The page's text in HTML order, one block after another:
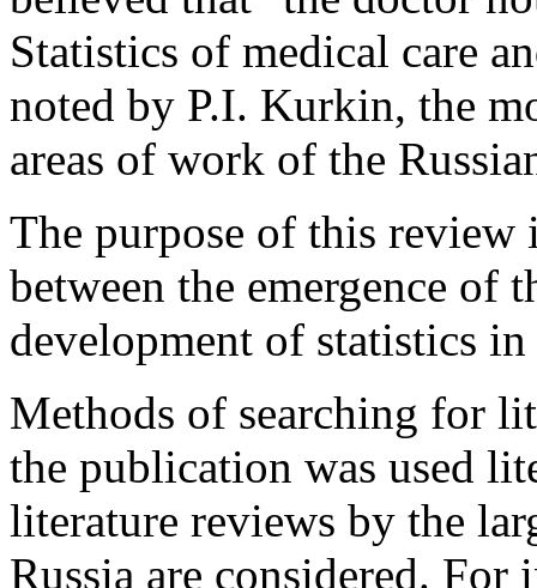
Statistics of medical care
noted by P.I. Kurkin, the
areas of work of the
The purpose of this
between the emergence of
development of statistics
Methods of searching for
the publication was used
literature reviews by the
Russia are considered.